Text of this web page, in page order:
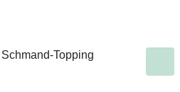
Topping